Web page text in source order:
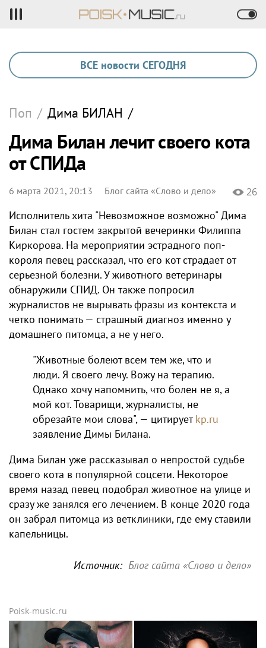
ВСЕ новости СЕГОДНЯ
Поп / Дима БИЛАН /
Дима Билан лечит своего кота
от СПИДа
6 марта 2021, 20:13 Блог сайта «Слово и дело» 26
Исполнитель хита "Невозможное возможно" Дима
Билан стал гостем закрытой вечеринки Филиппа
Киркорова. На мероприятии эстрадного поп-
короля певец рассказал, что его кот страдает от
серьезной болезни. У животного ветеринары
обнаружили СПИД. Он также попросил
журналистов не вырывать фразы из контекста и
четко понимать — страшный диагноз именно у
домашнего питомца, а не у него.
"Животные болеют всем тем же, что и
люди. Я своего лечу. Вожу на терапию.
Однако хочу напомнить, что болен не я, а
мой кот. Товарищи, журналисты, не
обрезайте мои слова", — цитируетkp.ru
заявление Димы Билана.
Дима Билан уже рассказывал о непростой судьбе
своего кота в популярной соцсети. Некоторое
время назад певец подобрал животное на улице и
сразу же занялся его лечением. В конце 2020 года
он забрал питомца из ветклиники, где ему ставили
капельницы.
Источник: Блог сайта «Слово и дело»
Poisk-music.ru